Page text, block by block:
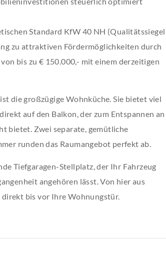
Standard KfW 40 NH (Qualitätssiegel
zu attraktiven Fördermöglichkeiten durch
bis zu € 150.000,- mit einem derzeitigen
die großzügige Wohnküche. Sie bietet viel
auf den Balkon, der zum Entspannen an
bietet. Zwei separate, gemütliche
runden das Raumangebot perfekt ab.
Tiefgaragen-Stellplatz, der Ihr Fahrzeug
angehören lässt. Von hier aus
direkt bis vor Ihre Wohnungstür.